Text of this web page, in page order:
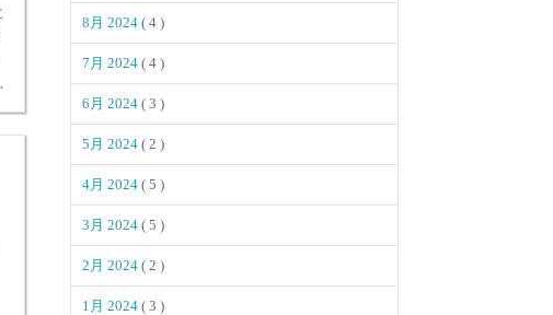
8月 2024 ( 4 )
7月 2024 ( 4 )
6月 2024 ( 3 )
5月 2024 ( 2 )
4月 2024 ( 5 )
3月 2024 ( 5 )
2月 2024 ( 2 )
1月 2024 ( 3 )